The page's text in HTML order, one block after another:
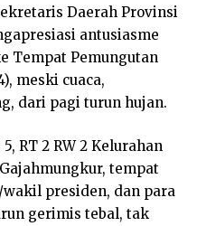
Daerah Provinsi
antusiasme
Tempat Pemungutan
meski cuaca,
dari pagi turun hujan.
RT 2 RW 2 Kelurahan
tempat
presiden, dan para
gerimis tebal, tak